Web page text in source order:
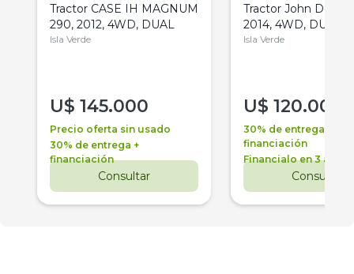
Tractor CASE IH MAGNUM
290, 2012, 4WD, DUAL
Isla Verde
U$ 145.000
Precio oferta sin usado
30% de entrega +
financiación
Consultar
Tractor John Deere
2014, 4WD, DUAL
Isla Verde
U$ 120.000
30% de entrega +
financiación
Financialo en 3 años
Consultar